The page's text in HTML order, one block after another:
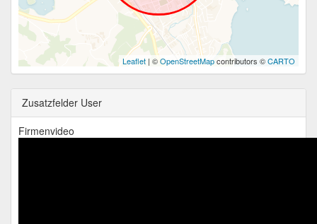
Leaflet | ©OpenStreetMapcontributors ©CARTO
Zusatzfelder User
Firmenvideo